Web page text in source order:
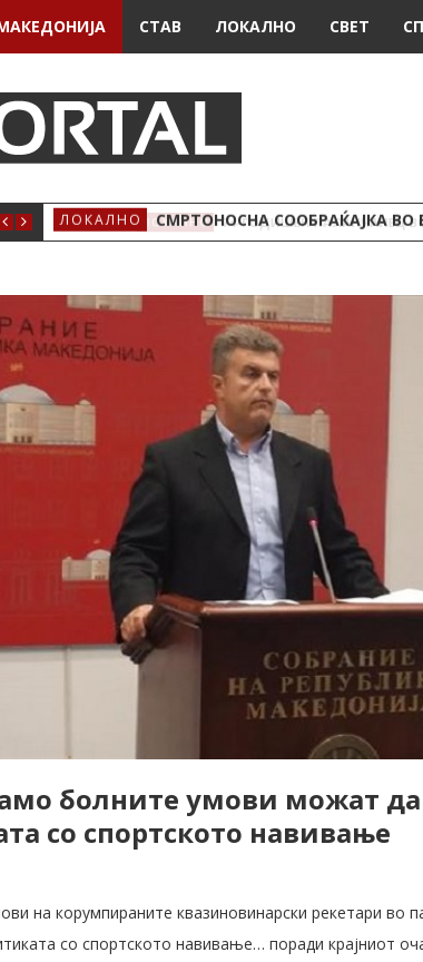
СТАВ ЛОКАЛНО СВЕТ
ЛОКАЛНО СМРТОНОСНА СООБРАЌАЈКА
болните умови можат
со спортското навивање
на корумпираните квазиновинарски рекетари во
со спортското навивање… поради крајниот